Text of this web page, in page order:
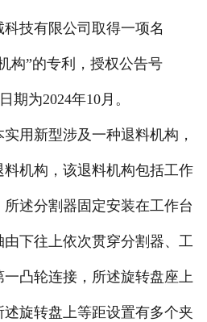
售后服务
科普知识
荣誉资质
技有限公司取得一项名
构”的专利，授权公告号
期为2024年10月。
新型涉及一种退料机构，
机构，该退料机构包括工作
述分割器固定安装在工作台
下往上依次贯穿分割器、工
凸轮连接，所述旋转盘座上
旋转盘上等距设置有多个夹